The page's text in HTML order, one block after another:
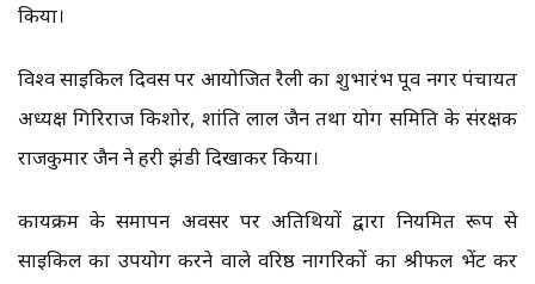
किया।
विश्व साइकिल दिवस पर आयोजित रैली का शुभारंभ पूर्व नगर पंचायत
अध्यक्ष गिरिराज किशोर, शांति लाल जैन तथा योग समिति के संरक्षक
राजकुमार जैन ने हरी झंडी दिखाकर किया।
कार्यक्रम के समापन अवसर पर अतिथियों द्वारा नियमित रूप से
साइकिल का उपयोग करने वाले वरिष्ठ नागरिकों का श्रीफल भेंट कर